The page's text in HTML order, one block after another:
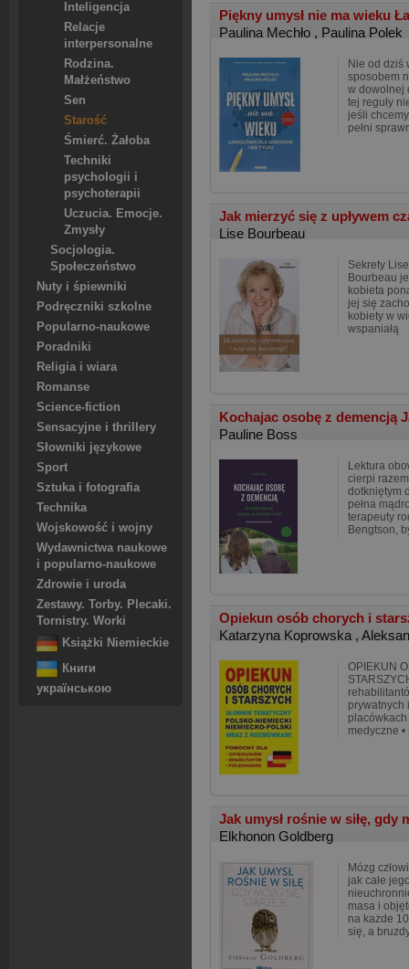
Inteligencja
Relacje
interpersonalne
Rodzina.
Małżeństwo
Sen
Starość
Śmierć. Żałoba
Techniki
psychologii i
psychoterapii
Uczucia. Emocje.
Zmysły
Socjologia.
Społeczeństwo
Nuty i śpiewniki
Podręczniki szkolne
Popularno-naukowe
Poradniki
Religia i wiara
Romanse
Science-fiction
Sensacyjne i thrillery
Słowniki językowe
Sport
Sztuka i fotografia
Technika
Wojskowość i wojny
Wydawnictwa naukowe
i popularno-naukowe
Zdrowie i uroda
Zestawy. Torby. Plecaki.
Tornistry. Worki
Książki Niemieckie
Книги
українською
Piękny umysł nie ma wieku
Paulina Mechło , Paulina Polek
Nie od dziś
sposobem
w dowolnej
tej reguły
jeśli
pełni
Jak mierzyć się z upływem
Lise Bourbeau
Sekrety
Bourbeau
kobieta
jej się
kobiety w
wspaniałą
Kochajac osobę z demencją
Pauline Boss
Lektura
cierpi
dotkniętym
pełna
terapeuty
Bengtson,
Opiekun osób chorych i
Katarzyna Koprowska ,
OPIEKUN
prywatnych
placówkach
medyczne
Jak umysł rośnie w siłę, gdy
Elkhonon Goldberg
Mózg
jak całe
masa i
na każde
się, a